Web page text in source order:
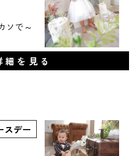
ソで～
細を見る
スデー